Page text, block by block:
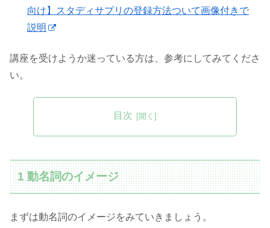
向け】スタディサプリの登録方法ついて画像付きで
説明
講座を受けようか迷っている方は、参考にしてみてくださ
い。
目次
1 動名詞のイメージ
まずは動名詞のイメージをみていきましょう。